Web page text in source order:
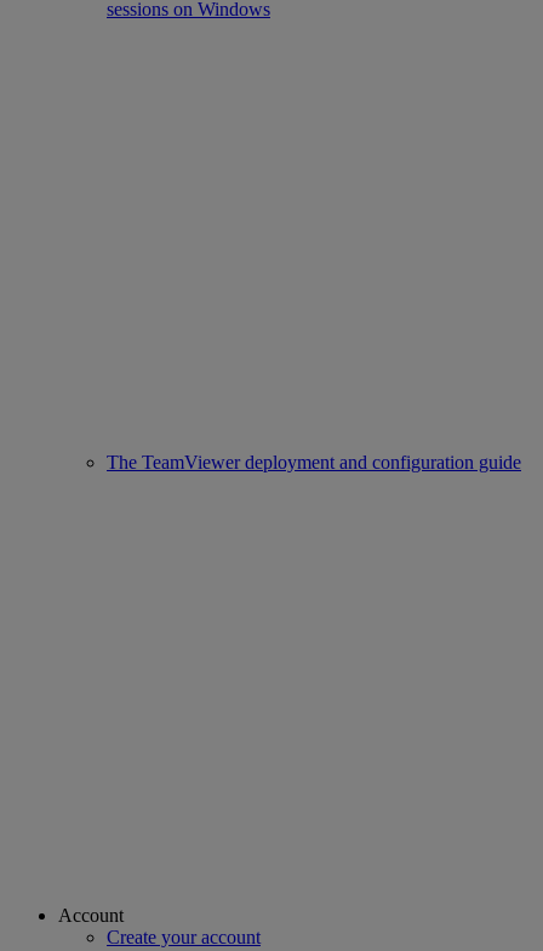
sessions on Windows
The TeamViewer deployment and configuration guide
Account
Create your account